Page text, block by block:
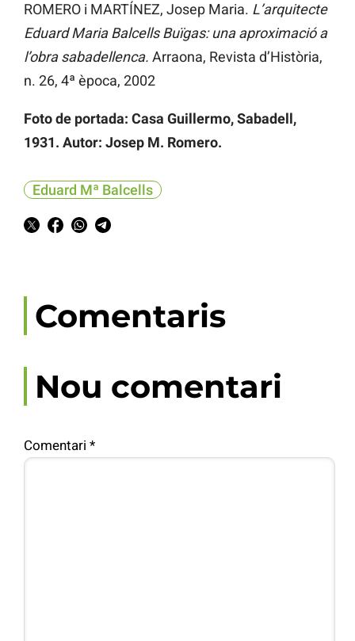
ROMERO i MARTÍNEZ, Josep Maria. L’arquitecte
Eduard Maria Balcells Buïgas: una aproximació a
l’obra sabadellenca. Arraona, Revista d’Història,
n. 26, 4ª època, 2002
Foto de portada: Casa Guillermo, Sabadell,
1931. Autor: Josep M. Romero.
Eduard Mª Balcells
Comentaris
Nou comentari
Comentari *